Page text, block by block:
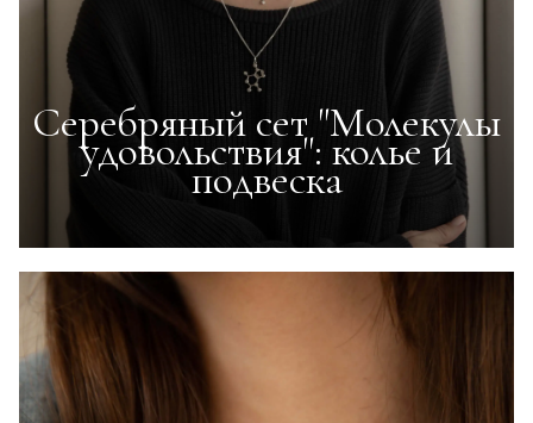
Серебряный сет "Молекулы
удовольствия": колье и
подвеска